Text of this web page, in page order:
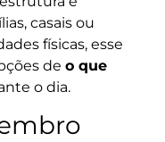
casais ou
físicas, esse
de o que
o dia.